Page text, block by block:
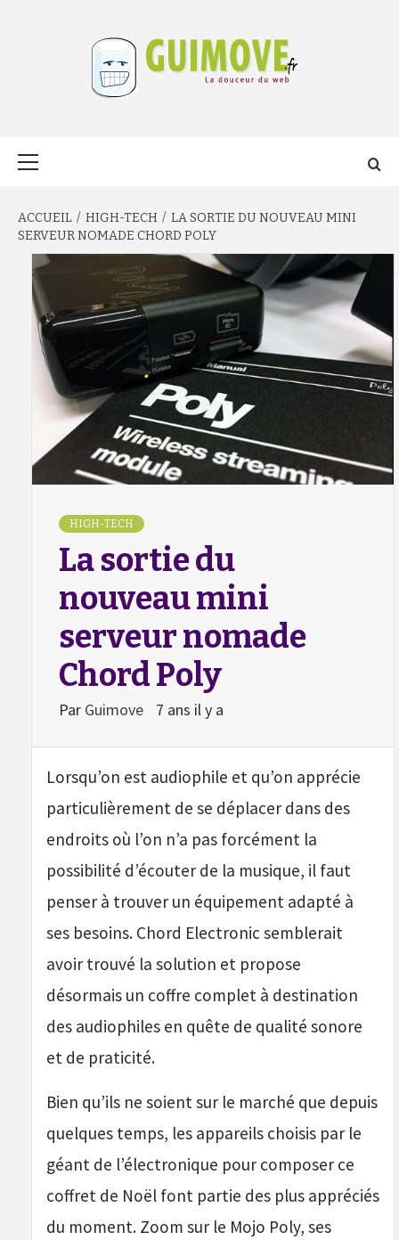
ACCUEIL HIGH-TECH
LA SORTIE DU NOUVEAU MINI
SERVEUR NOMADE CHORD POLY
HIGH-TECH
La sortie du
nouveau mini
serveur nomade
Chord Poly
Par Guimove 7 ans il y a
Lorsqu’on est audiophile et qu’on apprécie
particulièrement de se déplacer dans des
endroits où l’on n’a pas forcément la
possibilité d’écouter de la musique, il faut
penser à trouver un équipement adapté à
ses besoins. Chord Electronic semblerait
avoir trouvé la solution et propose
désormais un coffre complet à destination
des audiophiles en quête de qualité sonore
et de praticité.
Bien qu’ils ne soient sur le marché que depuis
quelques temps, les appareils choisis par le
géant de l’électronique pour composer ce
coffret de Noël font partie des plus appréciés
du moment. Zoom sur le Mojo Poly, ses